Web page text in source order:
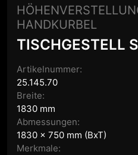
HANDKURBEL
TISCHGESTELL
Artikelnummer:
25.145.70
Breite:
1830 mm
Abmessungen:
1830 x 750 mm (BxT)
Merkmale: